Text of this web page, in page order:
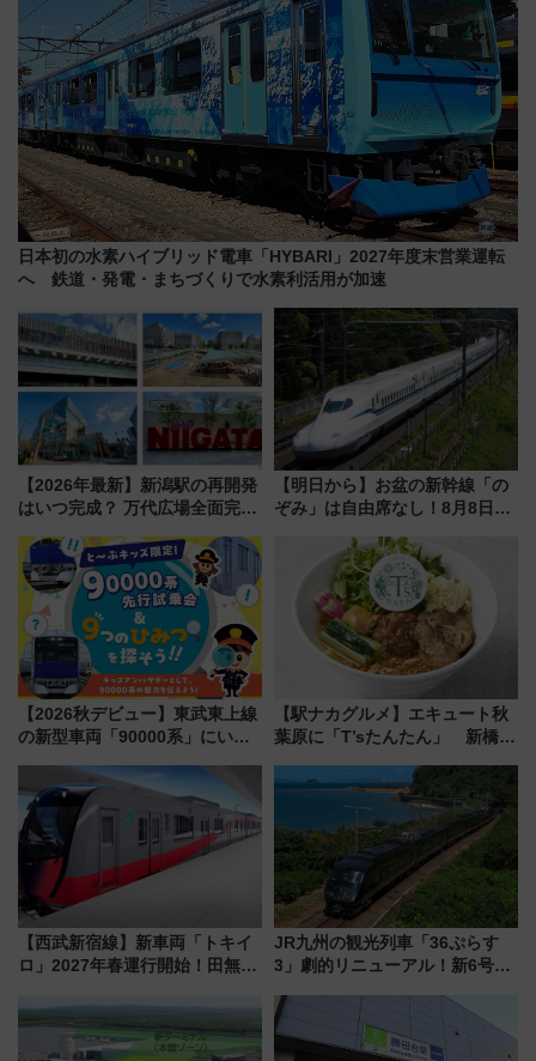
日本初の水素ハイブリッド電車「HYBARI」2027年度末営業運転
へ 鉄道・発電・まちづくりで水素利活用が加速
【2026年最新】新潟駅の再開発
はいつ完成？ 万代広場全面完成
開発、バスタ新潟構想まで徹底
解説！
【明日から】お盆の新幹線「の
ぞみ」は自由席なし！8月8日午
せば空きが見つかることも 混
雑避ける「空席」探しのコツ
【2026秋デビュー】東武東上線
の新型車両「90000系」にいち
向け先行試乗会でキッズアンバ
サダーになろう
【駅ナカグルメ】エキュート秋
葉原に「T’sたんたん」 新橋に
饅」、オムライス専門店「肉と
たまご」新グルメ続々登場！
【2026年8月】
【西武新宿線】新車両「トキイ
ロ」2027年春運行開始！田無・
「第2弾」も
JR九州の観光列車「36ぷらす
3」劇的リニューアル！新6号車
別 “プレミアムランチ”導入･ル
ートや価格など解説